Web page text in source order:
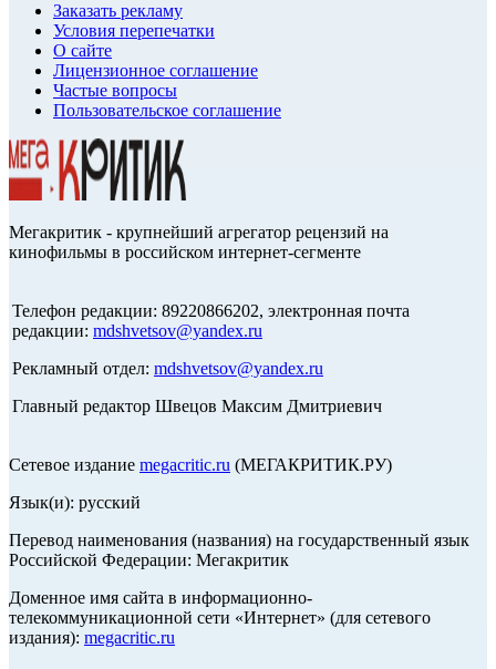
Заказать рекламу
Условия перепечатки
О сайте
Лицензионное соглашение
Частые вопросы
Пользовательское соглашение
Мегакритик - крупнейший агрегатор рецензий на
кинофильмы в российском интернет-сегменте
Телефон редакции: 89220866202, электронная почта
редакции: mdshvetsov@yandex.ru
Рекламный отдел: mdshvetsov@yandex.ru
Главный редактор Швецов Максим Дмитриевич
Сетевое издание megacritic.ru (МЕГАКРИТИК.РУ)
Язык(и): русский
Перевод наименования (названия) на государственный язык
Российской Федерации: Мегакритик
Доменное имя сайта в информационно-
телекоммуникационной сети «Интернет» (для сетевого
издания): megacritic.ru